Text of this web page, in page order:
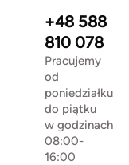
+48 588
810 078
Pracujemy
od
poniedziałku
do piątku
w godzinach
08:00-
16:00